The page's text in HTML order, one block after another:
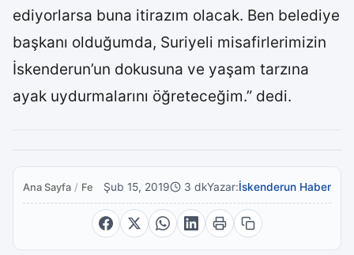
ediyorlarsa buna itirazım olacak. Ben belediye
başkanı olduğumda, Suriyeli misafirlerimizin
İskenderun’un dokusuna ve yaşam tarzına
ayak uydurmalarını öğreteceğim.” dedi.
Ana Sayfa / FeaturedŞub 15, 2019 3 dkYazar:İskenderun Haber